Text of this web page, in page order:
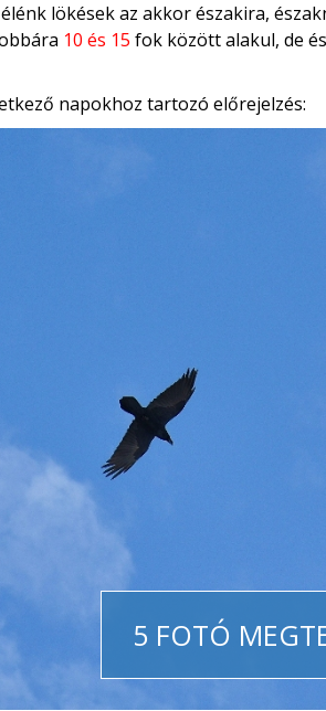
lökések az akkor északira,
10 és 15 fok között alakul, de
napokhoz tartozó előrejelzés:
5 FOTÓ